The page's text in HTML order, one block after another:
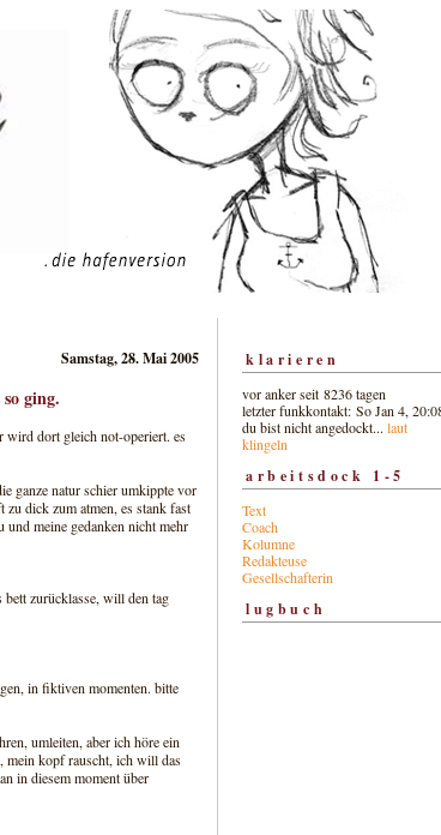
Samstag, 28. Mai 2005
ging.
wird dort gleich not-operiert. es
ganze natur schier umkippte vor
dick zum atmen, es stank fast
und meine gedanken nicht mehr
bett zurücklasse, will den tag
in fiktiven momenten. bitte
umleiten, aber ich höre ein
mein kopf rauscht, ich will das
in diesem moment über
klarieren
vor anker seit 8236 tagen
letzter funkkontakt: So Jan 4,
du bist nicht angedockt... laut
klingeln
arbeitsdock 1-5
Text
Coach
Kolumne
Redakteuse
Gesellschafterin
lugbuch